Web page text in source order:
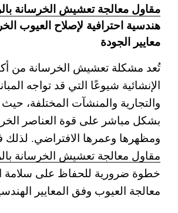
مقاول معالجة تعشيش الخرسانة
هندسية احترافية لإصلاح العيوب
معايير الجودة
تُعد مشكلة تعشيش الخرسانة من
الإنشائية شيوعًا التي قد تواجه
والتجارية والمنشآت المختلفة،
بشكل مباشر على قوة العناصر
ومظهرها وعمرها الافتراضي. لذلك
مقاول معالجة تعشيش الخرسانة
خطوة ضرورية للحفاظ على سلامة
معالجة العيوب وفق المعايير